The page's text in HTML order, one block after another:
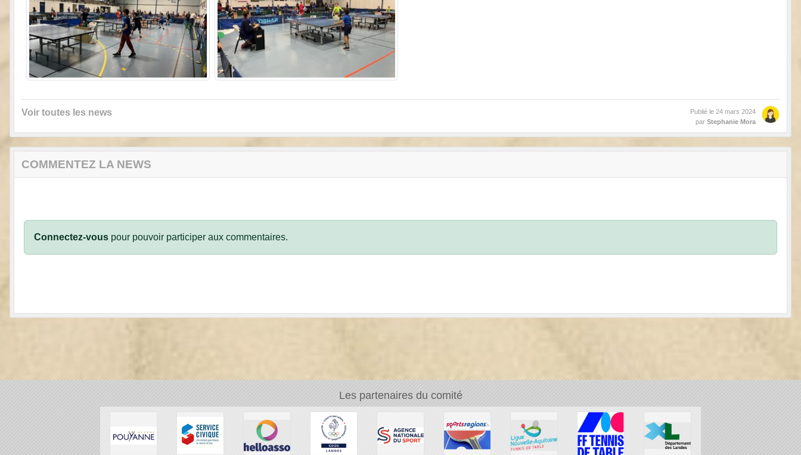
Voir toutes les news Publié le 24 mars 2024
par Stephanie Mora
COMMENTEZ LA NEWS
Connectez-vous pour pouvoir participer aux commentaires.
Les partenaires du comité